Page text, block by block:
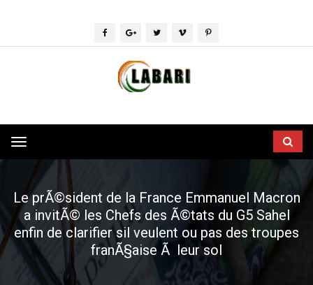
Toggle
navigation
Le prÃ©sident de la France Emmanuel Macron
a invitÃ© les Chefs des Ã©tats du G5 Sahel
enfin de clarifier sil veulent ou pas des troupes
franÃ§aise Ã leur sol